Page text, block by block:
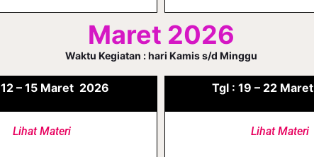
Maret 2026
Waktu Kegiatan : hari Kamis s/d Minggu
12 – 15 Maret 2026
Lihat Materi
Tgl : 19 – 22 Maret
Lihat Materi